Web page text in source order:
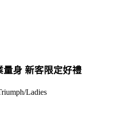
量身 新客限定好禮
Ladies